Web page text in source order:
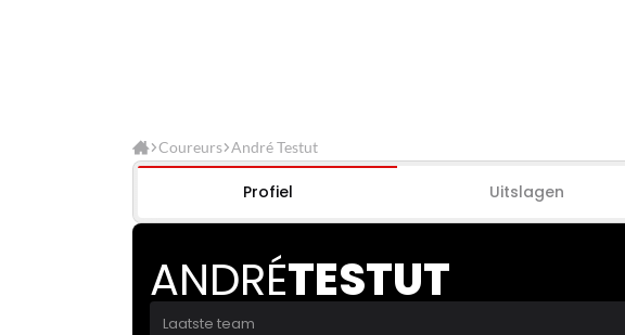
Coureurs André Testut
Profiel Uitslagen
ANDRÉTESTUT
Laatste team